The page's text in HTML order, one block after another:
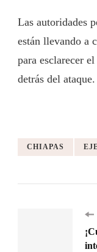
Las autoridades
están llevando a
para esclarecer
detrás del ataque.
CHIAPAS